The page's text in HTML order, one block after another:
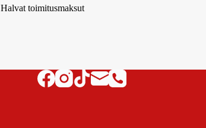
Halvat toimitusmaksut